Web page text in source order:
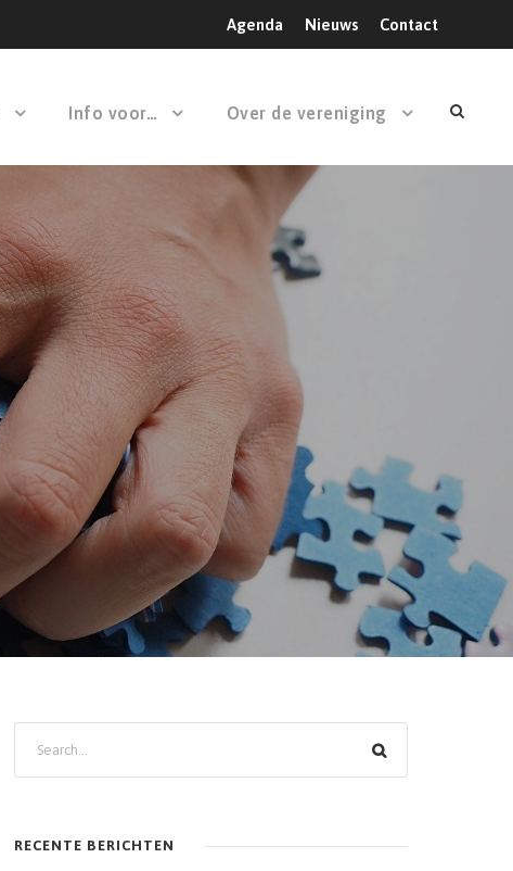
Agenda Nieuws Contact
Info voor… Over de vereniging
RECENTE BERICHTEN